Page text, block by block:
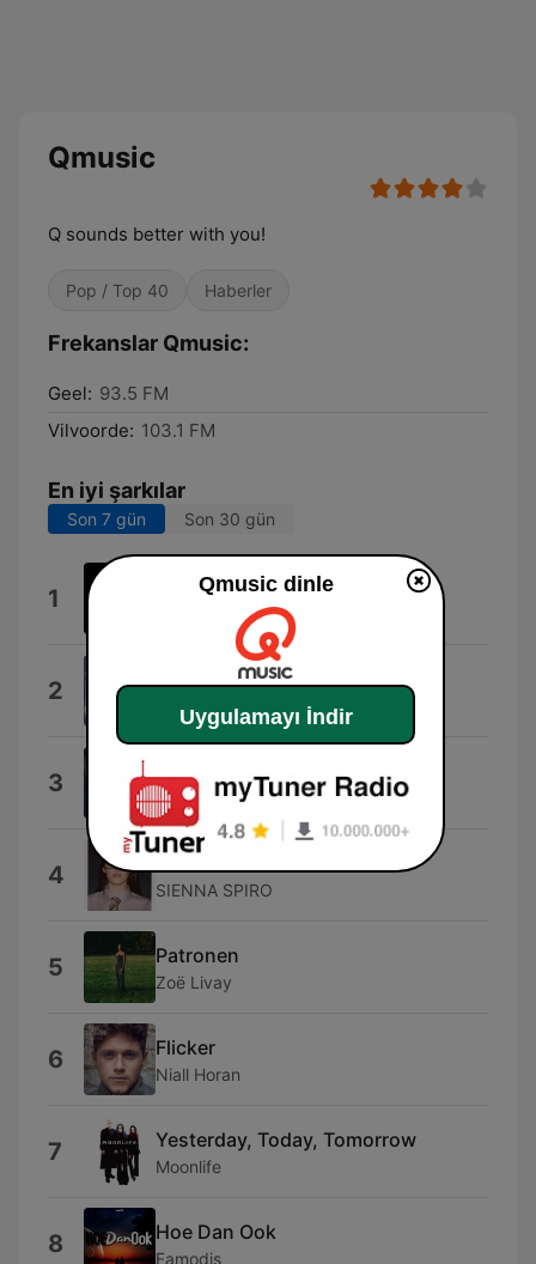
Qmusic
Q sounds better with you!
Pop / Top 40 Haberler
Frekanslar Qmusic:
Geel: 93.5 FM
Vilvoorde: 103.1 FM
En iyi şarkılar
Son 7 gün Son 30 gün
1 Kingdom of Fear
East Cameron Folkcore
2 Dai Dai Dai
Robertino
3 David Lopez
4 SIENNA SPIRO
5 Patronen
Zoë Livay
6 Flicker
Niall Horan
7 Yesterday, Today, Tomorrow
Moonlife
8 Hoe Dan Ook
Famodis
Qmusic dinle
Uygulamayı İndir